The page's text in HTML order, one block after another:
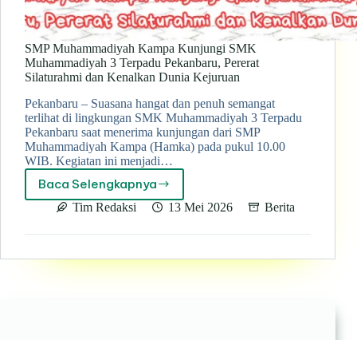
SMP Muhammadiyah Kampa Kunjungi SMK
Muhammadiyah 3 Terpadu Pekanbaru, Pererat
Silaturahmi dan Kenalkan Dunia Kejuruan
Pekanbaru – Suasana hangat dan penuh semangat
terlihat di lingkungan SMK Muhammadiyah 3 Terpadu
Pekanbaru saat menerima kunjungan dari SMP
Muhammadiyah Kampa (Hamka) pada pukul 10.00
WIB. Kegiatan ini menjadi…
Baca Selengkapnya
SMP
Muhammadiyah
Kunjungi
Muhammadiyah
Tim Redaksi 13 Mei 2026 Berita